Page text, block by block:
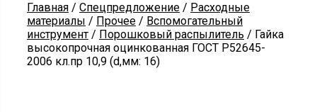
Главная / Спецпредложение / Расходные
материалы / Прочее / Вспомогательный
инструмент / Порошковый распылитель / Гайка
высокопрочная оцинкованная ГОСТ Р52645-
2006 кл.пр 10,9 (d,мм: 16)